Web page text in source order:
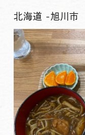
北海道 -旭川市